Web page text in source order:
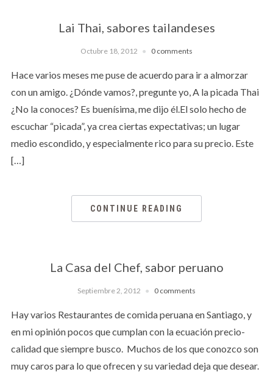
Lai Thai, sabores tailandeses
Octubre 18, 2012 0 comments
Hace varios meses me puse de acuerdo para ir a almorzar
con un amigo. ¿Dónde vamos?, pregunte yo, A la picada Thai
¿No la conoces? Es buenísima, me dijo él.El solo hecho de
escuchar “picada”, ya crea ciertas expectativas; un lugar
medio escondido, y especialmente rico para su precio. Este
[…]
CONTINUE READING
La Casa del Chef, sabor peruano
Septiembre 2, 2012 0 comments
Hay varios Restaurantes de comida peruana en Santiago, y
en mi opinión pocos que cumplan con la ecuación precio-
calidad que siempre busco. Muchos de los que conozco son
muy caros para lo que ofrecen y su variedad deja que desear.